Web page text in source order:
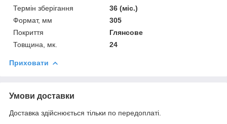
Термін зберігання
36 (міс.)
Формат, мм
305
Покриття
Глянсове
Товщина, мк.
24
Приховати
Умови доставки
Доставка здійснюється тільки по передоплаті.